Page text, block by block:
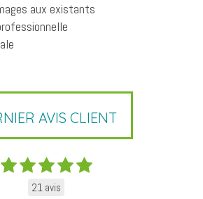
aux existants
AVIS CLIENT
21 avis